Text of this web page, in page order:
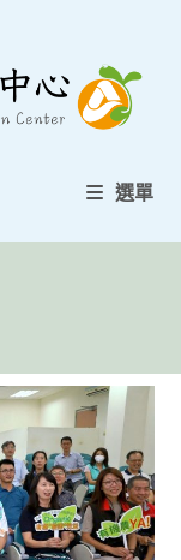
選單